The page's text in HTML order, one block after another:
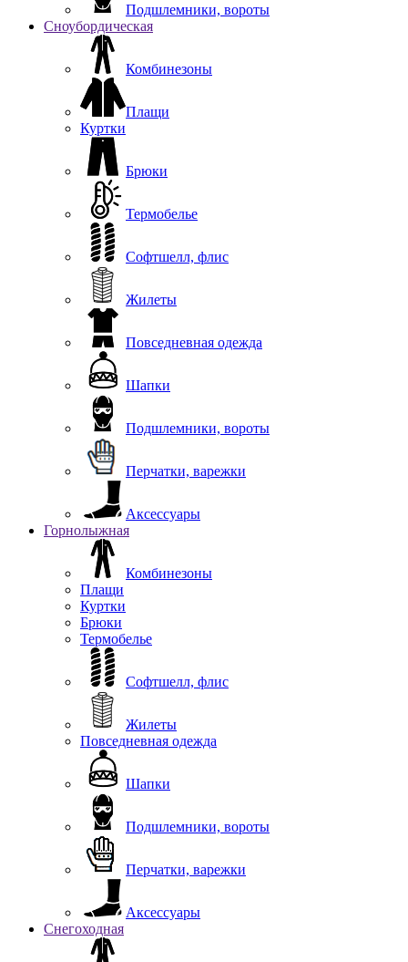
Подшлемники, вороты
Сноубордическая
Комбинезоны
Плащи
Куртки
Брюки
Термобелье
Софтшелл, флис
Жилеты
Повседневная одежда
Шапки
Подшлемники, вороты
Перчатки, варежки
Аксессуары
Горнолыжная
Комбинезоны
Плащи
Куртки
Брюки
Термобелье
Софтшелл, флис
Жилеты
Повседневная одежда
Шапки
Подшлемники, вороты
Перчатки, варежки
Аксессуары
Снегоходная